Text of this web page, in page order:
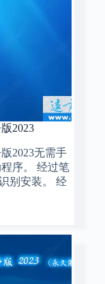
2023
2023无需手
序。 经过笔
别安装。 经